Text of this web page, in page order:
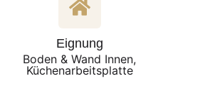
Eignung
Boden & Wand Innen,
Küchenarbeitsplatte